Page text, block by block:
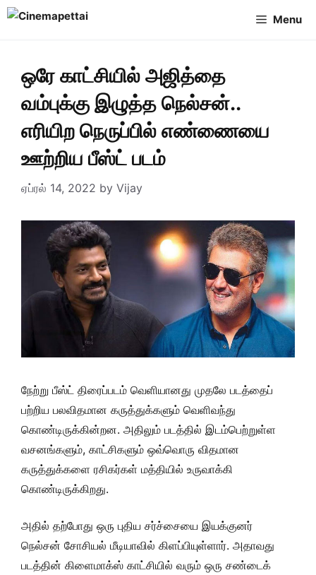
Skip
Menu
ஒரே காட்சியில் அஜித்தை
வம்புக்கு இழுத்த நெல்சன்..
எரியிற நெருப்பில் எண்ணையை
ஊற்றிய பீஸ்ட் படம்
ஏப்ரல் 14, 2022 by Vijay
நேற்று பீஸ்ட் திரைப்படம் வெளியானது முதலே படத்தைப்
பற்றிய பலவிதமான கருத்துக்களும் வெளிவந்து
கொண்டிருக்கின்றன. அதிலும் படத்தில் இடம்பெற்றுள்ள
வசனங்களும், காட்சிகளும் ஒவ்வொரு விதமான
கருத்துக்களை ரசிகர்கள் மத்தியில் உருவாக்கி
கொண்டிருக்கிறது.
அதில் தற்போது ஒரு புதிய சர்ச்சையை இயக்குனர்
நெல்சன் சோசியல் மீடியாவில் கிளப்பியுள்ளார். அதாவது
படத்தின் கிளைமாக்ஸ் காட்சியில் வரும் ஒரு சண்டைக்